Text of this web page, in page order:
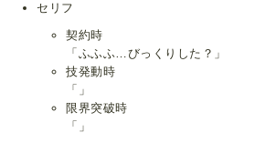
セリフ
契約時
「ふふふ…びっくりした？」
技発動時
「」
限界突破時
「」